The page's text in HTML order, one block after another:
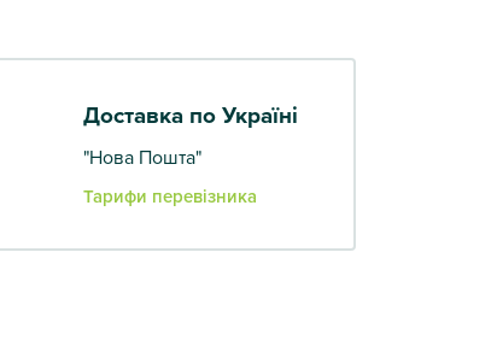
Доставка по Україні
"Нова Пошта"
Тарифи перевізника